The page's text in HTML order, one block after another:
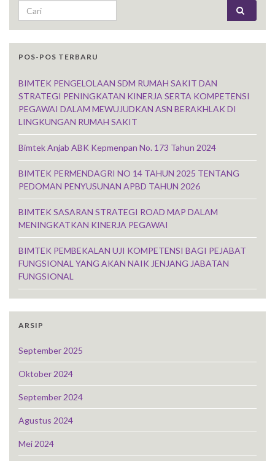
Search for:
POS-POS TERBARU
BIMTEK PENGELOLAAN SDM RUMAH SAKIT DAN
STRATEGI PENINGKATAN KINERJA SERTA KOMPETENSI
PEGAWAI DALAM MEWUJUDKAN ASN BERAKHLAK DI
LINGKUNGAN RUMAH SAKIT
Bimtek Anjab ABK Kepmenpan No. 173 Tahun 2024
BIMTEK PERMENDAGRI NO 14 TAHUN 2025 TENTANG
PEDOMAN PENYUSUNAN APBD TAHUN 2026
BIMTEK SASARAN STRATEGI ROAD MAP DALAM
MENINGKATKAN KINERJA PEGAWAI
BIMTEK PEMBEKALAN UJI KOMPETENSI BAGI PEJABAT
FUNGSIONAL YANG AKAN NAIK JENJANG JABATAN
FUNGSIONAL
ARSIP
September 2025
Oktober 2024
September 2024
Agustus 2024
Mei 2024